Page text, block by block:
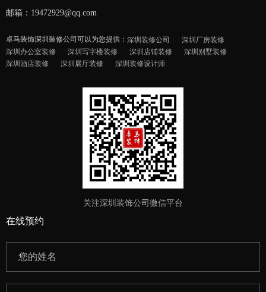
邮箱：19472929@qq.com
卓马装饰深圳装修公司可以为您提供： 深圳装修公司
深圳厂房装修
深圳办公室装修
深圳写字楼装修 深圳店铺装修
深圳别墅装修
深圳酒店装修
深圳展厅装修 深圳装修设计师
关注深圳装饰公司微信平台
在线预约